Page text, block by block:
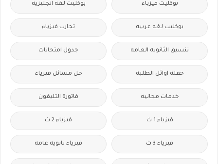
بوكليت فيزياء بوكليت لغه انجليزيه
بوكليت لغه عربيه تجارب فيزياء
تنسيق الثانويه العامه جدول امتحانات
حفلة اوائل الطلبه حل مسائل فيزياء
خدمات مجانيه فاتورة التليفون
فيزياء 1 ث فيزياء 2 ث
فيزياء 3 ث فيزياء ثانويه عامه